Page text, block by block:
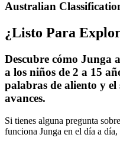
Australian
¿Listo Para
Descubre cómo Junga
a los niños de 2 a 15
palabras de aliento y
avances.
Si tienes alguna pregunta
funciona Junga en el día a día,